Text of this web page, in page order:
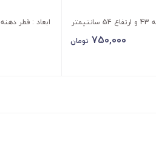
750,000 تومان
ابعاد : قطر دهنه 43 و ارتفاع 64 سانتیمتر